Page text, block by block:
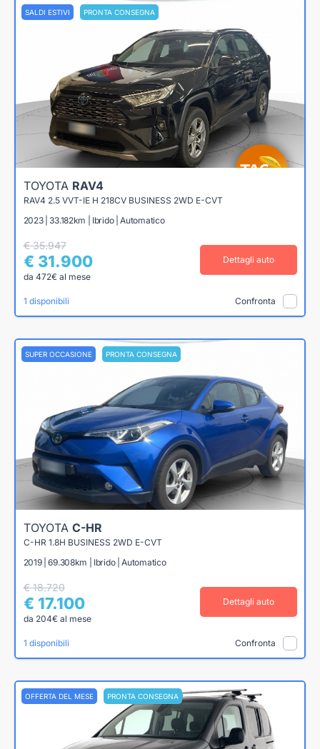
SALDI ESTIVI PRONTA CONSEGNA
TOYOTA RAV4
RAV4 2.5 VVT-IE H 218CV BUSINESS 2WD E-CVT
2023 | 33.182km | Ibrido | Automatico
€ 35.947
€ 31.900
da 472€ al mese
Dettagli auto
1 disponibili Confronta
SUPER OCCASIONE PRONTA CONSEGNA
TOYOTA C-HR
C-HR 1.8H BUSINESS 2WD E-CVT
2019 | 69.308km | Ibrido | Automatico
€ 18.720
€ 17.100
da 204€ al mese
Dettagli auto
1 disponibili Confronta
OFFERTA DEL MESE PRONTA CONSEGNA